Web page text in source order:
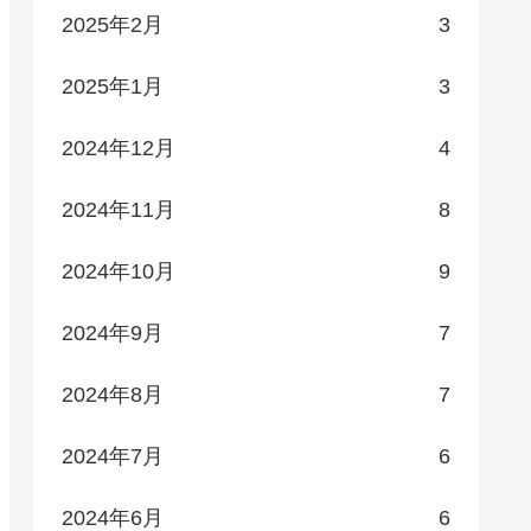
2025年2月 3
2025年1月 3
2024年12月 4
2024年11月 8
2024年10月 9
2024年9月 7
2024年8月 7
2024年7月 6
2024年6月 6